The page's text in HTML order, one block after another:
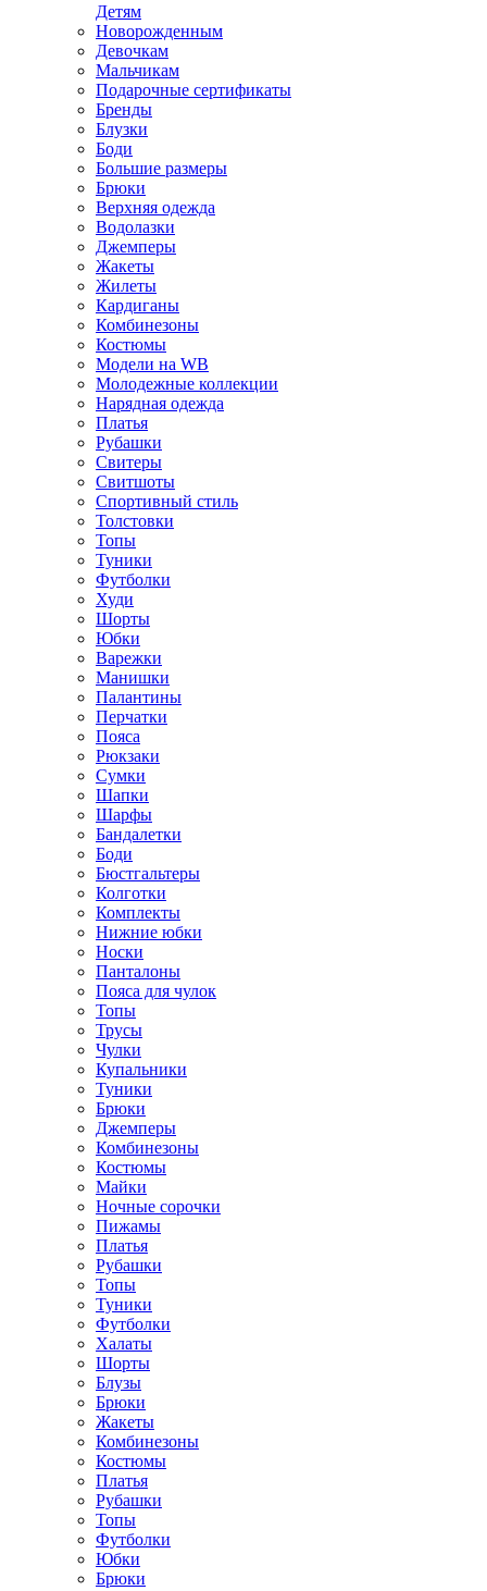
Детям
Новорожденным
Девочкам
Мальчикам
Подарочные сертификаты
Бренды
Блузки
Боди
Большие размеры
Брюки
Верхняя одежда
Водолазки
Джемперы
Жакеты
Жилеты
Кардиганы
Комбинезоны
Костюмы
Модели на WB
Молодежные коллекции
Нарядная одежда
Платья
Рубашки
Свитеры
Свитшоты
Спортивный стиль
Толстовки
Топы
Туники
Футболки
Худи
Шорты
Юбки
Варежки
Манишки
Палантины
Перчатки
Пояса
Рюкзаки
Сумки
Шапки
Шарфы
Бандалетки
Боди
Бюстгальтеры
Колготки
Комплекты
Нижние юбки
Носки
Панталоны
Поясa для чулок
Топы
Трусы
Чулки
Купальники
Туники
Брюки
Джемперы
Комбинезоны
Костюмы
Майки
Ночные сорочки
Пижамы
Платья
Рубашки
Топы
Туники
Футболки
Халаты
Шорты
Блузы
Брюки
Жакеты
Комбинезоны
Костюмы
Платья
Рубашки
Топы
Футболки
Юбки
Брюки